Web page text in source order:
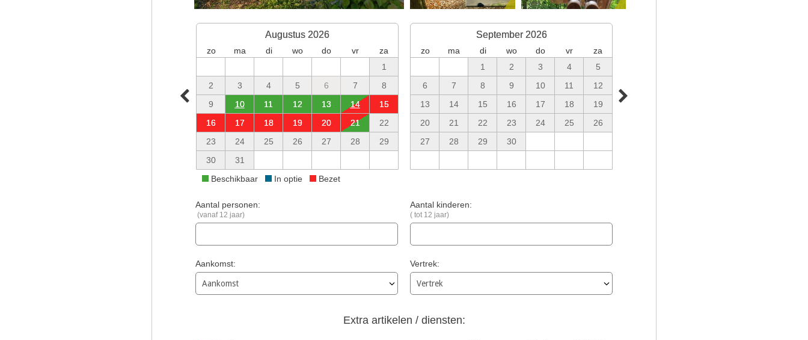
Augustus 2026
zo ma di wo do vr
za
1
2
3 4 5 6 7
8
9
10 11 12 13 14
15
16
17 18 19 20 21
22
23
24 25 26 27 28
29
30
31
September 2026
zo ma di wo do vr
za
1
2 3 4
5
6
7 8 9 10 11
12
13
14 15 16 17 18
19
20
21 22 23 24 25
26
27
28 29 30
Beschikbaar In optie Bezet
Aantal personen:
(vanaf 12 jaar)
Aantal kinderen:
( tot 12 jaar)
Aankomst: Vertrek:
Extra artikelen / diensten: